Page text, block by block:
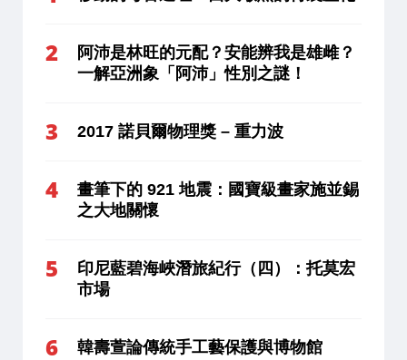
阿沛是林旺的元配？安能辨我是雄雌？
一解亞洲象「阿沛」性別之謎！
2017 諾貝爾物理獎 – 重力波
畫筆下的 921 地震：國寶級畫家施並錫
之大地關懷
印尼藍碧海峽潛旅紀行（四）：托莫宏
市場
韓壽萱論傳統手工藝保護與博物館